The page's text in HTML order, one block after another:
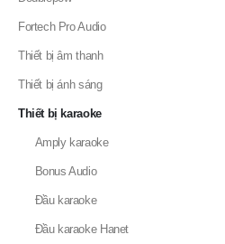
Fortech Pro Audio
Thiết bị âm thanh
Thiết bị ánh sáng
Thiết bị karaoke
Amply karaoke
Bonus Audio
Đầu karaoke
Đầu karaoke Hanet